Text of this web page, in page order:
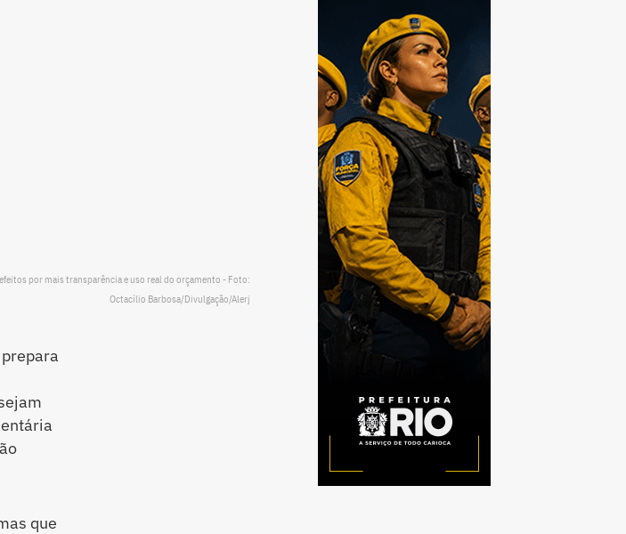
por mais transparência e uso real do orçamento - Foto:
Octacílio Barbosa/Divulgação/Alerj
que